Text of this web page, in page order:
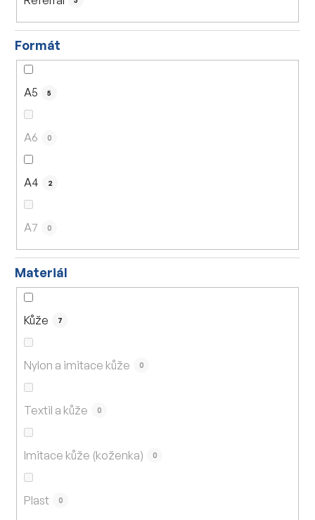
Formát
A5 5
A6 0
A4 2
A7 0
Materiál
Kůže 7
Nylon a imitace kůže 0
Textil a kůže 0
Imitace kůže (koženka) 0
Plast 0